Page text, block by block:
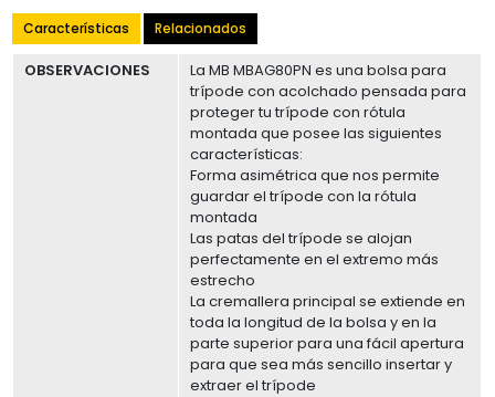
Características Relacionados
OBSERVACIONES
La MB MBAG80PN es una bolsa para
trípode con acolchado pensada para
proteger tu trípode con rótula
montada que posee las siguientes
características:
Forma asimétrica que nos permite
guardar el trípode con la rótula
montada
Las patas del trípode se alojan
perfectamente en el extremo más
estrecho
La cremallera principal se extiende en
toda la longitud de la bolsa y en la
parte superior para una fácil apertura
para que sea más sencillo insertar y
extraer el trípode